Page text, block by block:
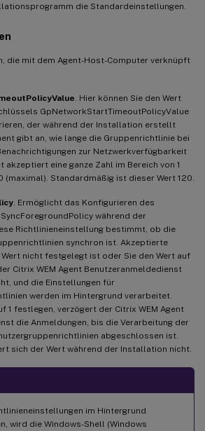
die Standardeinstellungen.
die mit dem Agent-Host-Computer verknüpft
. Hier können Sie den Wert
GpNetworkStartTimeoutPolicyValue
der während der Installation erstellt
gibt an, wie lange die Gruppenrichtlinie bei
zur Netzwerkverfügbarkeit
akzeptiert eine ganze Zahl im Bereich von 1
(maximal). Standardmäßig ist dieser Wert 120.
. Ermöglicht das Konfigurieren des
während der
Richtlinieneinstellung bestimmt, ob die
synchron ist. Akzeptierte
Wert nicht festgelegt ist oder Sie den Wert auf
Citrix WEM Agent Benutzeranmeldedienst
und die Einstellungen für
werden im Hintergrund verarbeitet.
1 festlegen, verzögert der Citrix WEM Agent
die Anmeldungen, bis die Verarbeitung der
abgeschlossen ist.
sich der Wert während der Installation nicht.
im Hintergrund
wird die Windows-Shell (Windows